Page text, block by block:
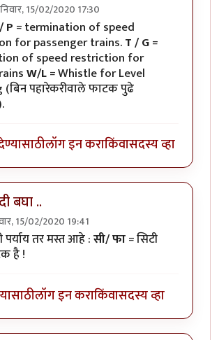
15/02/2020 17:30
रेल्वे रुळांच्याbyअनन्त्_यात्री
P = termination of speed
for passenger trains.T / G=
of speed restriction for
W/L= Whistle for Level
(बिन पहारेकरीवाले फाटक पुढे
लॉग इन कराकिंवासदस्य व्हा
बघा ..
15/02/2020 19:41
पर्याय तर मस्त आहे :सी/ फा= सिटी
है !
लॉग इन कराकिंवासदस्य व्हा